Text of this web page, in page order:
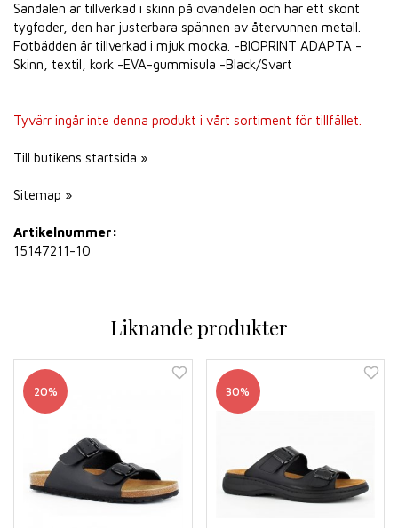
Sandalen är tillverkad i skinn på ovandelen och har ett skönt
tygfoder, den har justerbara spännen av återvunnen metall.
Fotbädden är tillverkad i mjuk mocka. -BIOPRINT ADAPTA -
Skinn, textil, kork -EVA-gummisula -Black/Svart
Tyvärr ingår inte denna produkt i vårt sortiment för tillfället.
Till butikens startsida »
Sitemap »
Artikelnummer:
15147211-10
Liknande produkter
20% 30%